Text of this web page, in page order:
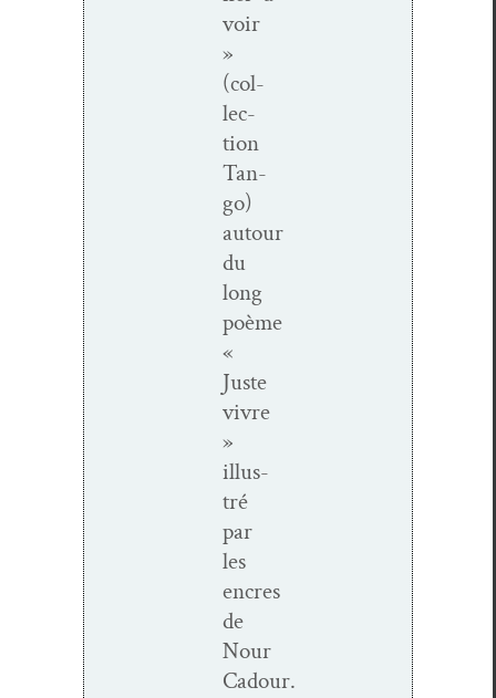
voir
»
(col­
lec­
tion
Tan­
go)
autour
du
long
poème
«
Juste
vivre
»
illus­
tré
par
les
encres
de
Nour
Cadour.